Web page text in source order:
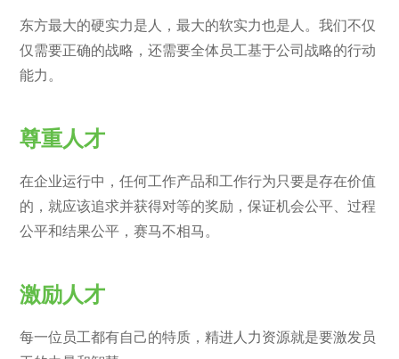
东方最大的硬实力是人，最大的软实力也是人。我们不仅
仅需要正确的战略，还需要全体员工基于公司战略的行动
能力。
尊重人才
在企业运行中，任何工作产品和工作行为只要是存在价值
的，就应该追求并获得对等的奖励，保证机会公平、过程
公平和结果公平，赛马不相马。
激励人才
每一位员工都有自己的特质，精进人力资源就是要激发员